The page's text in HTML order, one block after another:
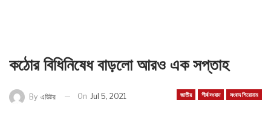
কঠোর বিধিনিষেধ বাড়লো আরও এক সপ্তাহ
জাতীয় শীর্ষ সংবাদ সংবাদ শিরোনাম
By এডিটর On Jul 5, 2021